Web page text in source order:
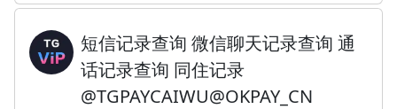
短信记录查询 微信聊天记录查询 通
话记录查询 同住记录
@TGPAYCAIWU@OKPAY_CN